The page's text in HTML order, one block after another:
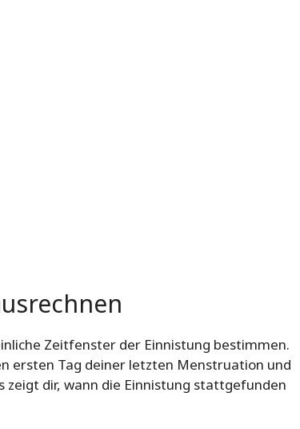
Zeitfenster der Einnistung bestimmen.
ersten Tag deiner letzten Menstruation und
zeigt dir, wann die Einnistung stattgefunden